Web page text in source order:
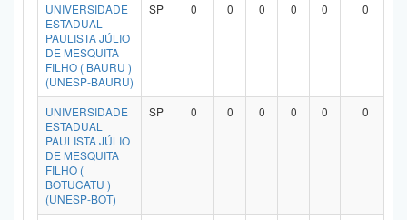
UNIVERSIDADE
ESTADUAL
PAULISTA JÚLIO
DE MESQUITA
FILHO ( BAURU )
(UNESP-BAURU)
SP 0 0 0 0 0 0
UNIVERSIDADE
ESTADUAL
PAULISTA JÚLIO
DE MESQUITA
FILHO (
BOTUCATU )
(UNESP-BOT)
SP 0 0 0 0 0 0